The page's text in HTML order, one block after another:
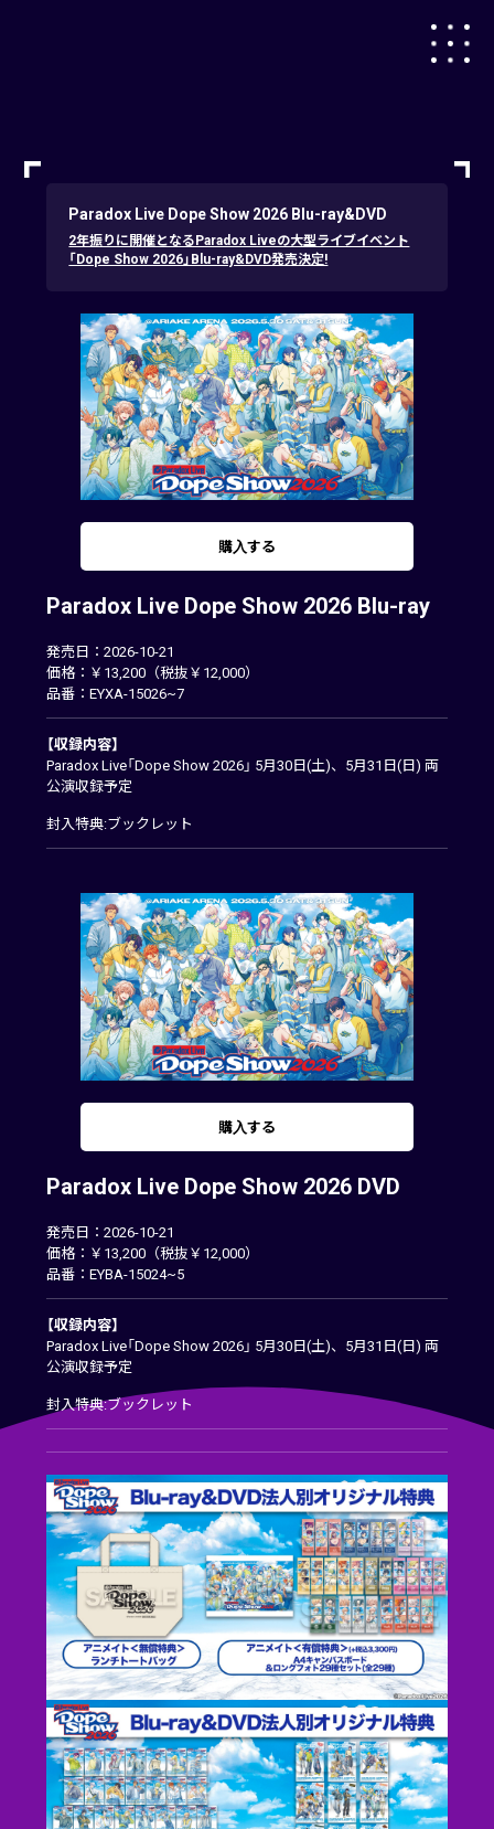
Paradox Live Dope Show 2026 Blu-ray&DVD
2年振りに開催となるParadox Liveの大型ライブイベント
「Dope Show 2026」Blu-ray&DVD発売決定!
購入する
Paradox Live Dope Show 2026 Blu-ray
発売日：2026-10-21
価格：￥13,200（税抜￥12,000）
品番：EYXA-15026~7
【収録内容】
Paradox Live「Dope Show 2026」 5月30日(土)、5月31日(日) 両
公演収録予定
封入特典:ブックレット
購入する
Paradox Live Dope Show 2026 DVD
発売日：2026-10-21
価格：￥13,200（税抜￥12,000）
品番：EYBA-15024~5
【収録内容】
Paradox Live「Dope Show 2026」 5月30日(土)、5月31日(日) 両
公演収録予定
封入特典:ブックレット